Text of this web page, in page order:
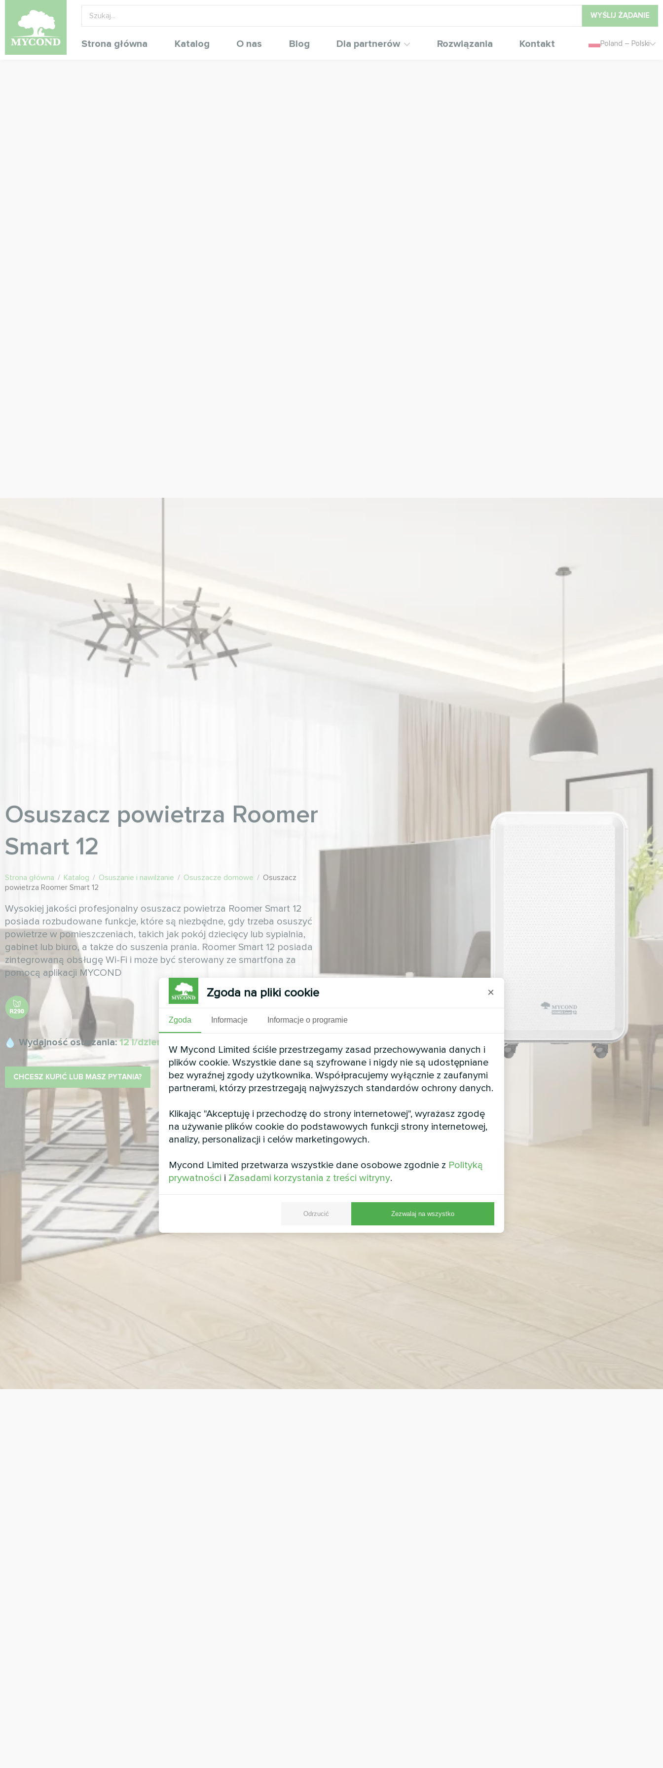
WYŚLIJ ŻĄDANIE
Strona główna Katalog O nas Blog Dla partnerów Rozwiązania Kontakt Poland – Polski
Osuszacz powietrza Roomer
Smart 12
Strona główna / Katalog / Osuszanie i nawilżanie / Osuszacze domowe / Osuszacz
powietrza Roomer Smart 12
Wysokiej jakości profesjonalny osuszacz powietrza Roomer Smart 12
posiada rozbudowane funkcje, które są niezbędne, gdy trzeba osuszyć
powietrze w pomieszczeniach, takich jak pokój dziecięcy lub sypialnia,
gabinet lub biuro, a także do suszenia prania. Roomer Smart 12 posiada
zintegrowaną obsługę Wi-Fi i może być sterowany ze smartfona za
pomocą aplikacji MYCOND
Wydajność osuszania:12 l/dzień
CHCESZ KUPIĆ LUB MASZ PYTANIA?
Zgoda na pliki cookie ×
Zgoda Informacje Informacje o programie
W Mycond Limited ściśle przestrzegamy zasad przechowywania danych i
plików cookie. Wszystkie dane są szyfrowane i nigdy nie są udostępniane
bez wyraźnej zgody użytkownika. Współpracujemy wyłącznie z zaufanymi
partnerami, którzy przestrzegają najwyższych standardów ochrony danych.
Klikając "Akceptuję i przechodzę do strony internetowej", wyrażasz zgodę
na używanie plików cookie do podstawowych funkcji strony internetowej,
analizy, personalizacji i celów marketingowych.
Mycond Limited przetwarza wszystkie dane osobowe zgodnie z Polityką
prywatności i Zasadami korzystania z treści witryny.
Odrzucić Zezwalaj na wszystko